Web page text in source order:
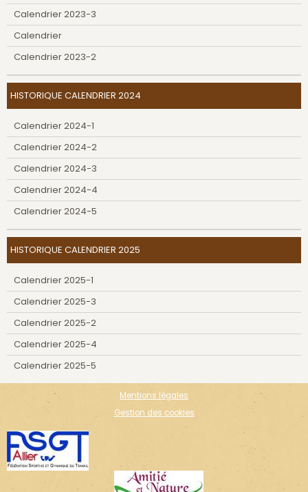
Calendrier 2023-3
Calendrier
Calendrier 2023-2
HISTORIQUE CALENDRIER 2024
Calendrier 2024-1
Calendrier 2024-2
Calendrier 2024-3
Calendrier 2024-4
Calendrier 2024-5
HISTORIQUE CALENDRIER 2025
Calendrier 2025-1
Calendrier 2025-3
Calendrier 2025-2
Calendrier 2025-4
Calendrier 2025-5
Mentions légales
Gestion des cookies